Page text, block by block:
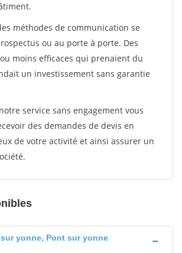
méthodes de communication se
ou au porte à porte. Des
moins efficaces qui prenaient du
un investissement sans garantie
service sans engagement vous
des demandes de devis en
de votre activité et ainsi assurer un
yonne, Pont sur yonne